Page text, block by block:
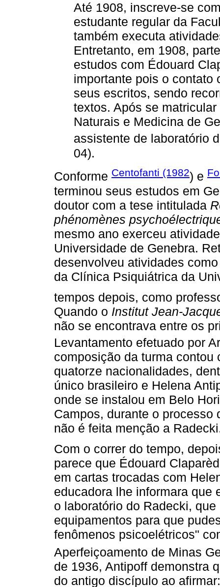
Até 1908, inscreve-se
estudante regular da
também executa
Entretanto, em 1908,
estudos com Édouard
importante pois o contato
seus escritos, sendo
textos. Após se
Naturais e Medicina de
assistente de laboratório
04).
Conforme Centofanti (1982) e
terminou seus estudos em
doutor com a tese intitulada
phénomènes
mesmo ano exerceu
Universidade de Genebra.
desenvolveu atividades
da Clínica Psiquiátrica da
tempos depois, como
Quando o Institut Jean-
não se encontrava entre os
Levantamento efetuado por
composição da turma
quatorze nacionalidades,
único brasileiro e Helena
onde se instalou em Belo
Campos, durante o processo
não é feita menção a
Com o correr do tempo,
parece que Édouard
em cartas trocadas com
educadora lhe informara que
o laboratório do Radecki,
equipamentos para que
fenômenos psicoelétricos"
Aperfeiçoamento de Minas
de 1936, Antipoff demonstra
do antigo discípulo ao